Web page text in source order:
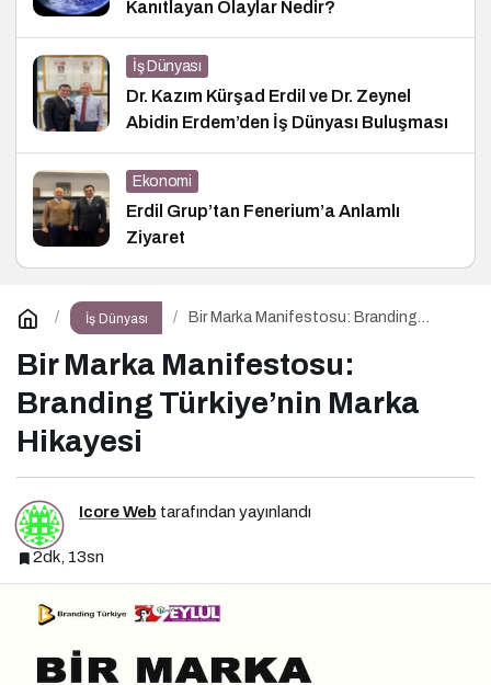
Kanıtlayan Olaylar Nedir?
İş Dünyası
Dr. Kazım Kürşad Erdil ve Dr. Zeynel
Abidin Erdem’den İş Dünyası Buluşması
Ekonomi
Erdil Grup’tan Fenerium’a Anlamlı
Ziyaret
İş Dünyası
Bir Marka Manifestosu: Branding
Bir Marka Manifestosu:
Branding Türkiye’nin Marka
Hikayesi
Icore Web tarafından yayınlandı
2dk, 13sn